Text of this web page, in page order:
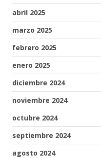
abril 2025
marzo 2025
febrero 2025
enero 2025
diciembre 2024
noviembre 2024
octubre 2024
septiembre 2024
agosto 2024